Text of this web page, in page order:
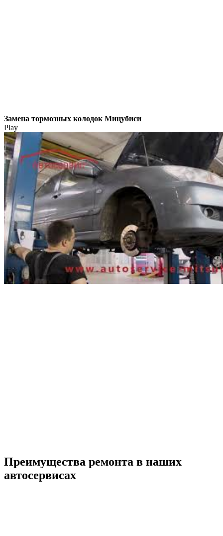
Замена тормозных колодок Мицубиси
Play
Преимущества ремонта в наших
автосервисах